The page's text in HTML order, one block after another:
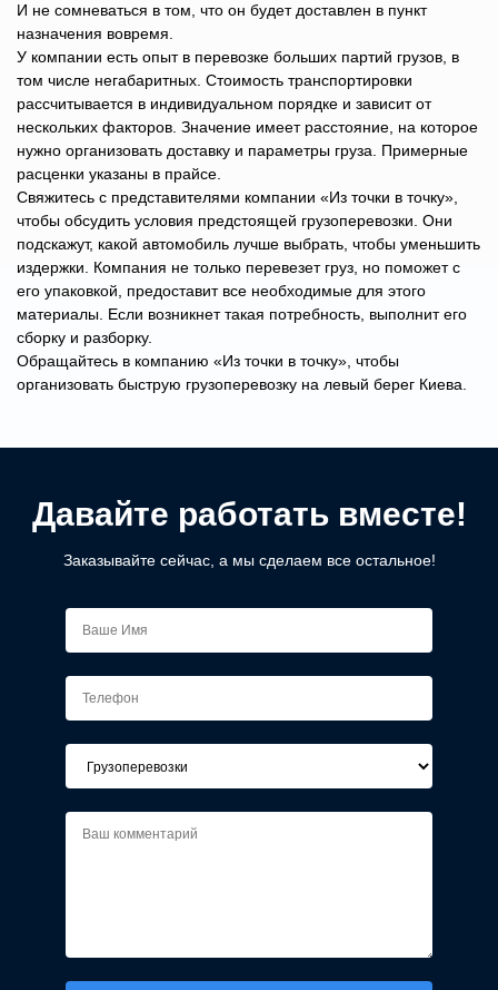
И не сомневаться в том, что он будет доставлен в пункт
назначения вовремя.
У компании есть опыт в перевозке больших партий грузов, в
том числе негабаритных. Стоимость транспортировки
рассчитывается в индивидуальном порядке и зависит от
нескольких факторов. Значение имеет расстояние, на которое
нужно организовать доставку и параметры груза. Примерные
расценки указаны в прайсе.
Свяжитесь с представителями компании «Из точки в точку»,
чтобы обсудить условия предстоящей грузоперевозки. Они
подскажут, какой автомобиль лучше выбрать, чтобы уменьшить
издержки. Компания не только перевезет груз, но поможет с
его упаковкой, предоставит все необходимые для этого
материалы. Если возникнет такая потребность, выполнит его
сборку и разборку.
Обращайтесь в компанию «Из точки в точку», чтобы
организовать быструю грузоперевозку на левый берег Киева.
Давайте работать вместе!
Заказывайте сейчас, а мы сделаем все остальное!